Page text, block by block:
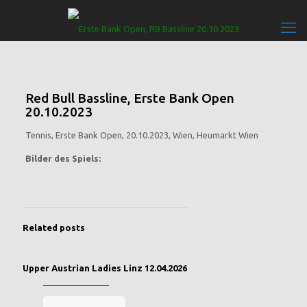
Red Bull Bassline, Erste Bank Open
20.10.2023
Tennis, Erste Bank Open, 20.10.2023, Wien, Heumarkt Wien
Bilder des Spiels:
Related posts
Upper Austrian Ladies Linz 12.04.2026